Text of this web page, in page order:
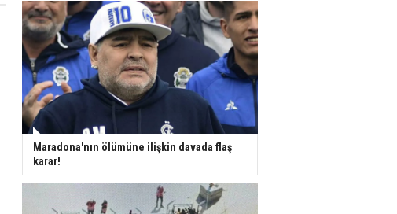
Maradona'nın ölümüne ilişkin davada flaş
karar!